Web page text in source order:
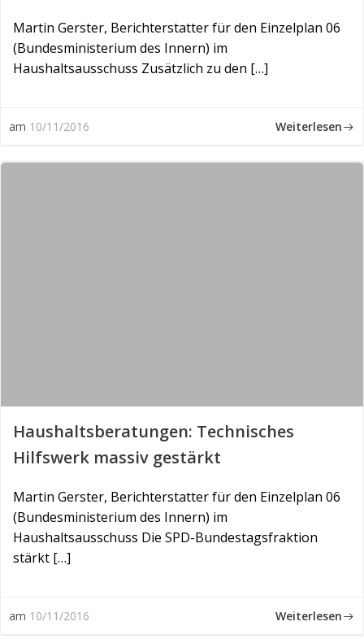
Martin Gerster, Berichterstatter für den Einzelplan 06
(Bundesministerium des Innern) im
Haushaltsausschuss Zusätzlich zu den […]
am 10/11/2016 Weiterlesen
Haushaltsberatungen: Technisches
Hilfswerk massiv gestärkt
Martin Gerster, Berichterstatter für den Einzelplan 06
(Bundesministerium des Innern) im
Haushaltsausschuss Die SPD-Bundestagsfraktion
stärkt […]
am 10/11/2016 Weiterlesen